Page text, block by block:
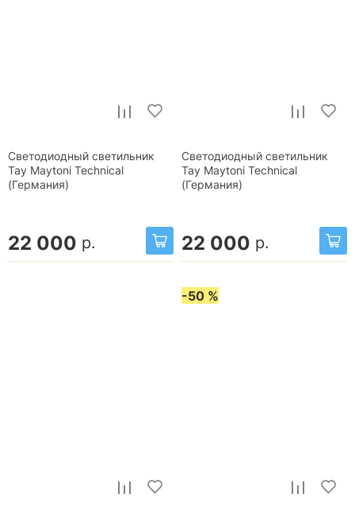
Светодиодный светильник
Тау Maytoni Technical
(Германия)
22 000 р.
Светодиодный светильник
Тау Maytoni Technical
(Германия)
22 000 р.
-50 %